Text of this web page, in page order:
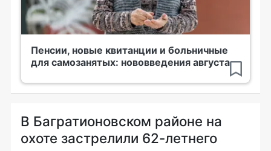
Пенсии, новые квитанции и больничные
для самозанятых: нововведения августа
В Багратионовском районе на
охоте застрелили 62-летнего